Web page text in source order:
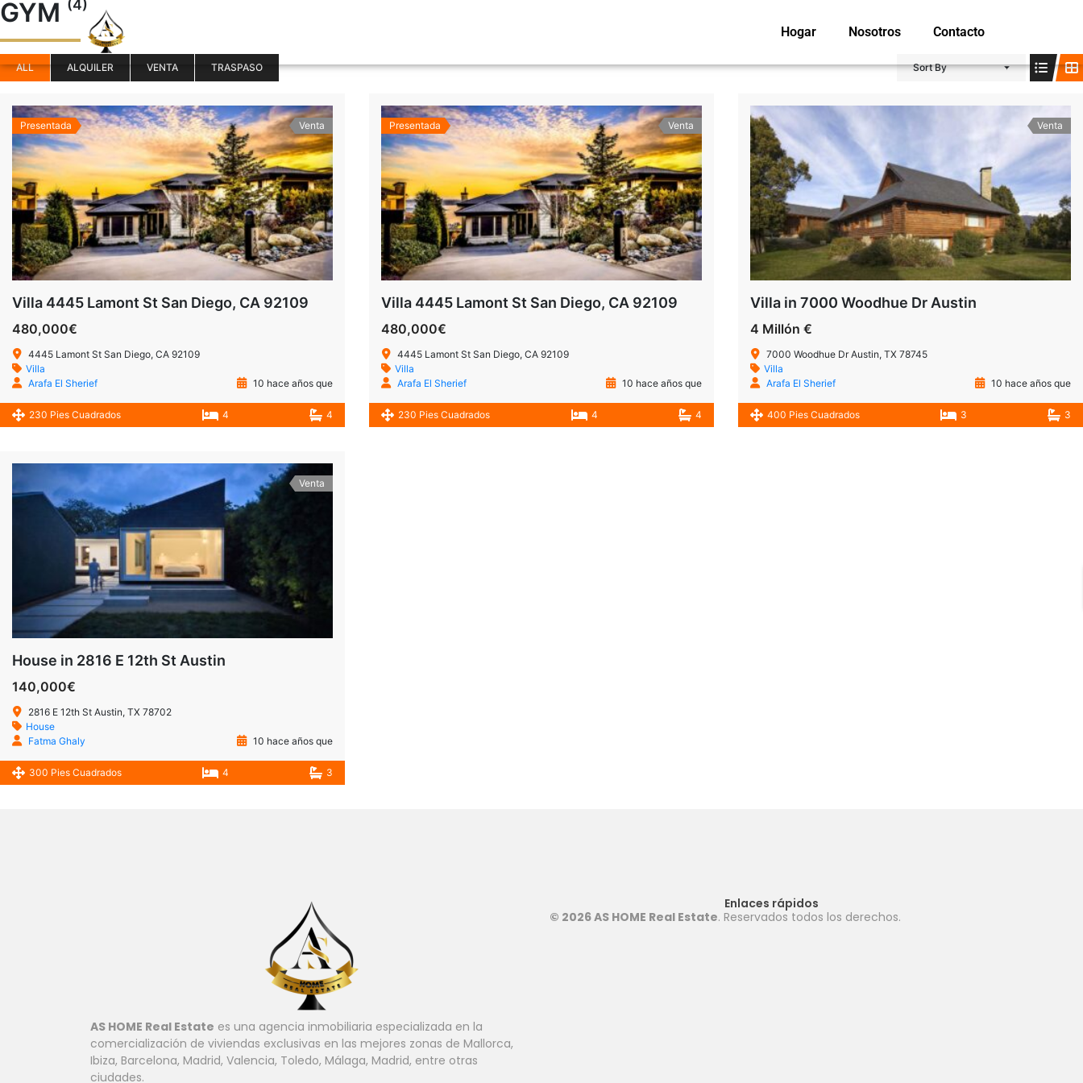
Hogar Nosotros Contacto
GYM (4)
ALL ALQUILER VENTA TRASPASO Sort By
Presentada Venta
Villa 4445 Lamont St San Diego, CA 92109
480,000€
4445 Lamont St San Diego, CA 92109
Villa
Arafa El Sherief
10 hace años que
230 Pies Cuadrados 4 4
Presentada Venta
Villa 4445 Lamont St San Diego, CA 92109
480,000€
4445 Lamont St San Diego, CA 92109
Villa
Arafa El Sherief
10 hace años que
230 Pies Cuadrados 4 4
Venta
Villa in 7000 Woodhue Dr Austin
4 Millón €
7000 Woodhue Dr Austin, TX 78745
Villa
Arafa El Sherief
10 hace años que
400 Pies Cuadrados 3 3
Venta
House in 2816 E 12th St Austin
140,000€
2816 E 12th St Austin, TX 78702
House
Fatma Ghaly
10 hace años que
300 Pies Cuadrados 4 3
AS HOME Real Estate es una agencia inmobiliaria especializada en la
comercialización de viviendas exclusivas en las mejores zonas de Mallorca,
Ibiza, Barcelona, ​​Madrid, Valencia, Toledo, Málaga, Madrid, entre otras
ciudades.
Enlaces rápidos
© 2026 AS HOME Real Estate. Reservados todos los derechos.